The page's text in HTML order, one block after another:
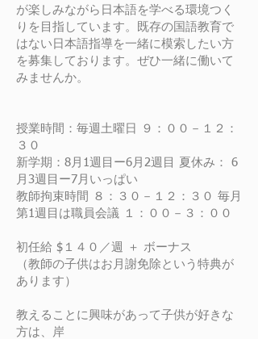
が楽しみながら日本語を学べる環境つく
りを目指しています。既存の国語教育で
はない日本語指導を一緒に模索したい方
を募集しております。ぜひ一緒に働いて
みませんか。
授業時間：毎週土曜日 ９：００－１２：
３０
新学期：8月1週目ー6月2週目 夏休み： 6
月3週目ー7月いっぱい
教師拘束時間 ８：３０－１２：３０ 毎月
第1週目は職員会議 １：００－３：００
初任給 $１４０／週 ＋ ボーナス
（教師の子供はお月謝免除という特典が
あります）
教えることに興味があって子供が好きな
方は、岸